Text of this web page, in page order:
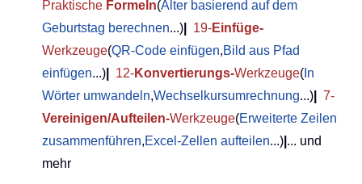
Praktische Formeln(Alter basierend auf dem
Geburtstag berechnen...) 19-Einfüge-
Werkzeuge(QR-Code einfügen,Bild aus Pfad
einfügen...) 12-Konvertierungs-Werkzeuge( In
Wörter umwandeln,Wechselkursumrechnung...)
7-
Vereinigen/Aufteilen-Werkzeuge(Erweiterte Zeilen
zusammenführen,Excel-Zellen aufteilen...) ... und
mehr